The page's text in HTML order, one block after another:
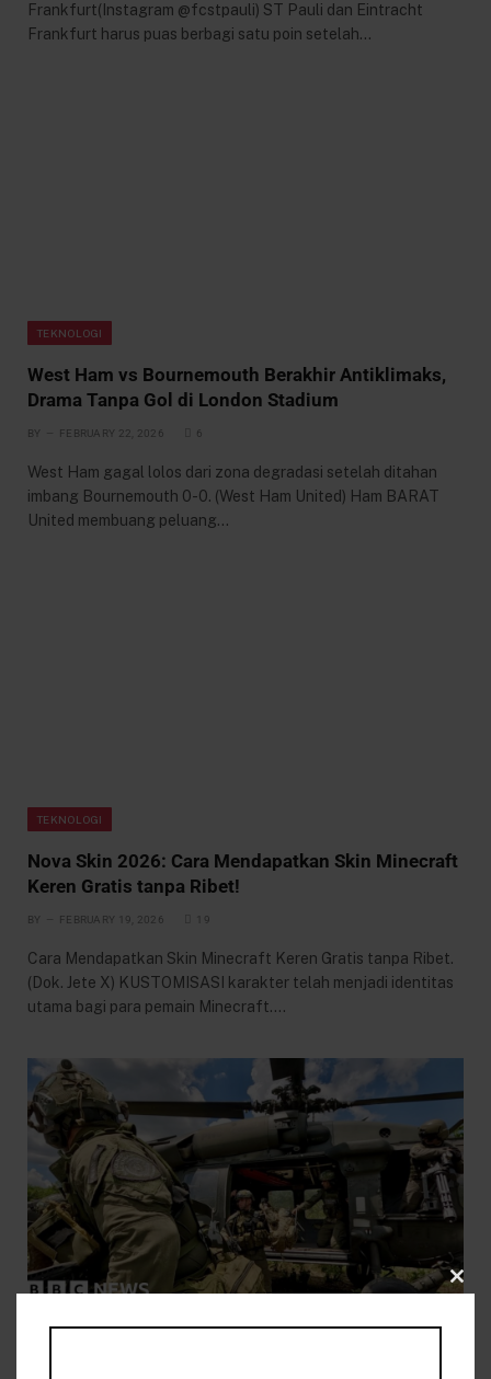
Frankfurt(Instagram @fcstpauli) ST Pauli dan Eintracht
Frankfurt harus puas berbagi satu poin setelah…
TEKNOLOGI
West Ham vs Bournemouth Berakhir Antiklimaks,
Drama Tanpa Gol di London Stadium
BY FEBRUARY 22, 2026 6
West Ham gagal lolos dari zona degradasi setelah ditahan
imbang Bournemouth 0-0. (West Ham United) Ham BARAT
United membuang peluang…
TEKNOLOGI
Nova Skin 2026: Cara Mendapatkan Skin Minecraft
Keren Gratis tanpa Ribet!
BY FEBRUARY 19, 2026 19
Cara Mendapatkan Skin Minecraft Keren Gratis tanpa Ribet.
(Dok. Jete X) KUSTOMISASI karakter telah menjadi identitas
utama bagi para pemain Minecraft.…